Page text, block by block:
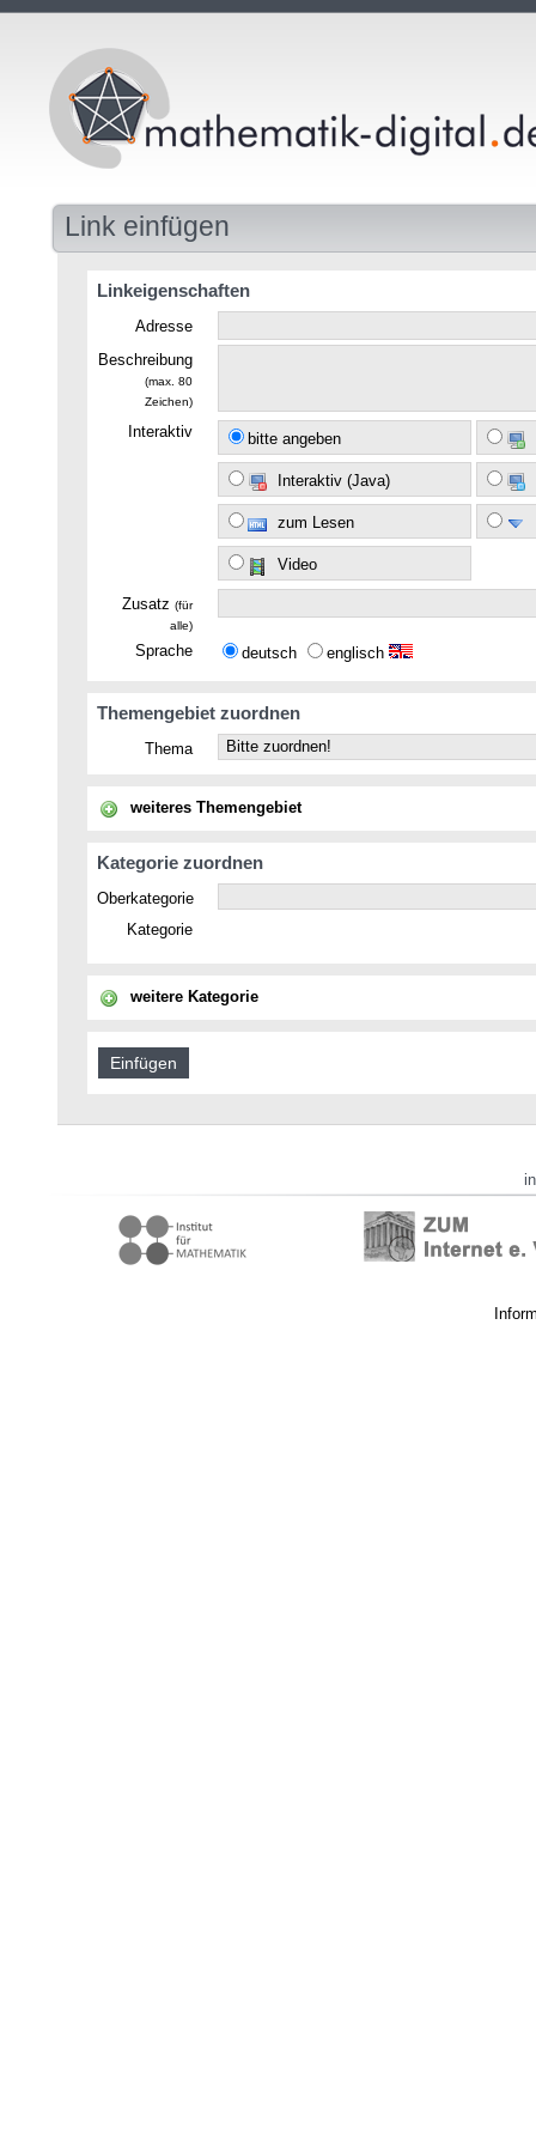
Link einfügen
Linkeigenschaften
Adresse
Beschreibung
(max. 80
Zeichen)
Interaktiv bitte angeben
Interaktiv (Java)
zum Lesen
Video
Zusatz (für
alle)
Sprache deutsch englisch
Themengebiet zuordnen
Thema
weiteres Themengebiet
Kategorie zuordnen
Oberkategorie
Kategorie
weitere Kategorie